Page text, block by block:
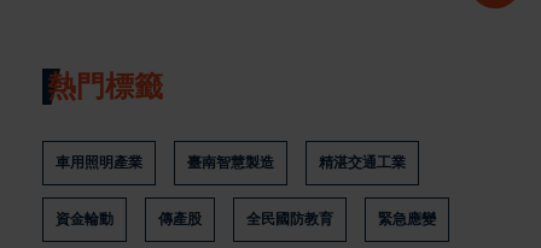
熱門標籤
車用照明產業 臺南智慧製造 精湛交通工業
資金輪動 傳產股 全民國防教育 緊急應變